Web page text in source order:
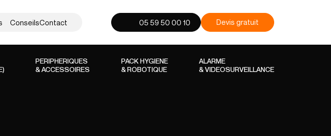
ConseilsContact 05 59 50 00 10 Devis gratuit
PERIPHERIQUES
& ACCESSOIRES
PACK HYGIENE
& ROBOTIQUE
ALARME
& VIDEOSURVEILLANCE